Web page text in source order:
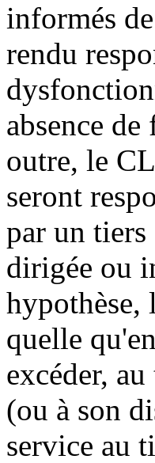
informés
rendu
absence
outre, le
seront
par un
dirigée ou
hypothèse,
quelle
excéder,
(ou à son
service au